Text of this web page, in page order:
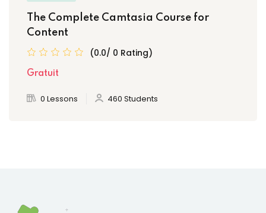
The Complete Camtasia Course for
Content
(0.0/ 0 Rating)
Gratuit
0 Lessons 460 Students